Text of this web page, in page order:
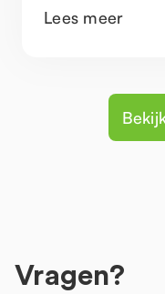
Lees meer
Vragen?